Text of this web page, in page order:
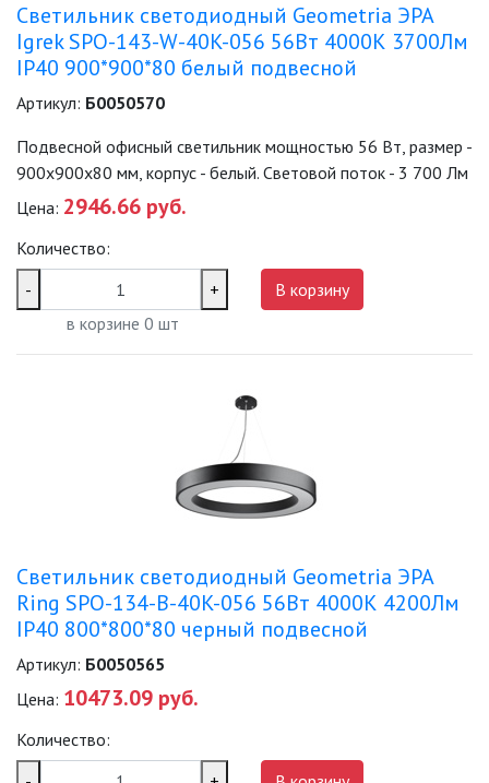
Светильник светодиодный Geometria ЭРА
Igrek SPO-143-W-40K-056 56Вт 4000К 3700Лм
IP40 900*900*80 белый подвесной
Артикул: Б0050570
Подвесной офисный светильник мощностью 56 Вт, размер -
900х900х80 мм, корпус - белый. Световой поток - 3 700 Лм
Цена: 2946.66 руб.
Количество:
-
+
в корзине 0 шт
В корзину
Светильник светодиодный Geometria ЭРА
Ring SPO-134-B-40K-056 56Вт 4000К 4200Лм
IP40 800*800*80 черный подвесной
Артикул: Б0050565
Цена: 10473.09 руб.
Количество: